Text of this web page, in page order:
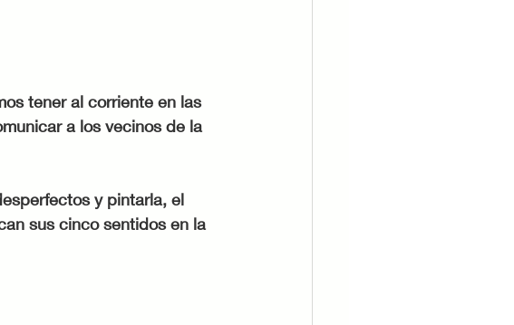
tener al corriente en las
a los vecinos de la
y pintarla, el
sus cinco sentidos en la